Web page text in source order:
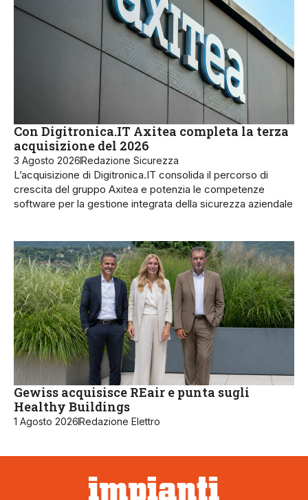
Con Digitronica.IT Axitea completa la terza
acquisizione del 2026
3 Agosto 2026Redazione Sicurezza
L’acquisizione di Digitronica.IT consolida il percorso di
crescita del gruppo Axitea e potenzia le competenze
software per la gestione integrata della sicurezza aziendale
Gewiss acquisisce REair e punta sugli
Healthy Buildings
1 Agosto 2026Redazione Elettro